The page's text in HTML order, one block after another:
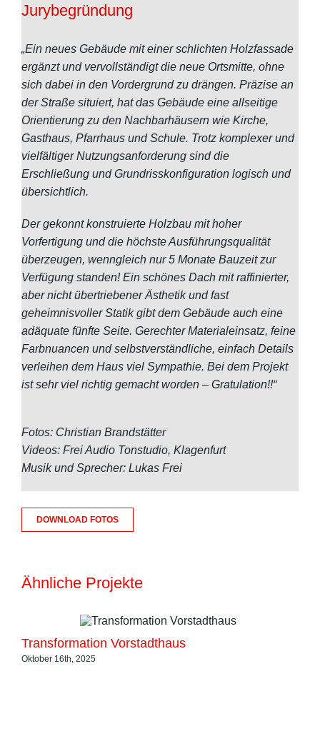
Jurybegründung
„Ein neues Gebäude mit einer schlichten Holzfassade
ergänzt und vervollständigt die neue Ortsmitte, ohne
sich dabei in den Vordergrund zu drängen. Präzise an
der Straße situiert, hat das Gebäude eine allseitige
Orientierung zu den Nachbarhäusern wie Kirche,
Gasthaus, Pfarrhaus und Schule. Trotz komplexer und
vielfältiger Nutzungsanforderung sind die
Erschließung und Grundrisskonfiguration logisch und
übersichtlich.
Der gekonnt konstruierte Holzbau mit hoher
Vorfertigung und die höchste Ausführungsqualität
überzeugen, wenngleich nur 5 Monate Bauzeit zur
Verfügung standen! Ein schönes Dach mit raffinierter,
aber nicht übertriebener Ästhetik und fast
geheimnisvoller Statik gibt dem Gebäude auch eine
adäquate fünfte Seite. Gerechter Materialeinsatz, feine
Farbnuancen und selbstverständliche, einfach Details
verleihen dem Haus viel Sympathie. Bei dem Projekt
ist sehr viel richtig gemacht worden – Gratulation!!“
Fotos: Christian Brandstätter
Videos: Frei Audio Tonstudio, Klagenfurt
Musik und Sprecher: Lukas Frei
DOWNLOAD FOTOS
Ähnliche Projekte
Transformation Vorstadthaus
Oktober 16th, 2025